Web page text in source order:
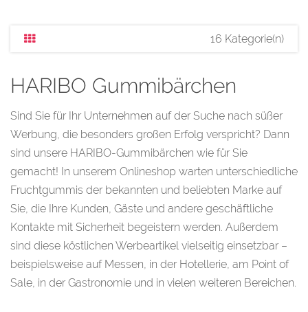
16 Kategorie(n)
HARIBO Gummibärchen
Sind Sie für Ihr Unternehmen auf der Suche nach süßer
Werbung, die besonders großen Erfolg verspricht? Dann
sind unsere HARIBO-Gummibärchen wie für Sie
gemacht! In unserem Onlineshop warten unterschiedliche
Fruchtgummis der bekannten und beliebten Marke auf
Sie, die Ihre Kunden, Gäste und andere geschäftliche
Kontakte mit Sicherheit begeistern werden. Außerdem
sind diese köstlichen Werbeartikel vielseitig einsetzbar –
beispielsweise auf Messen, in der Hotellerie, am Point of
Sale, in der Gastronomie und in vielen weiteren Bereichen.